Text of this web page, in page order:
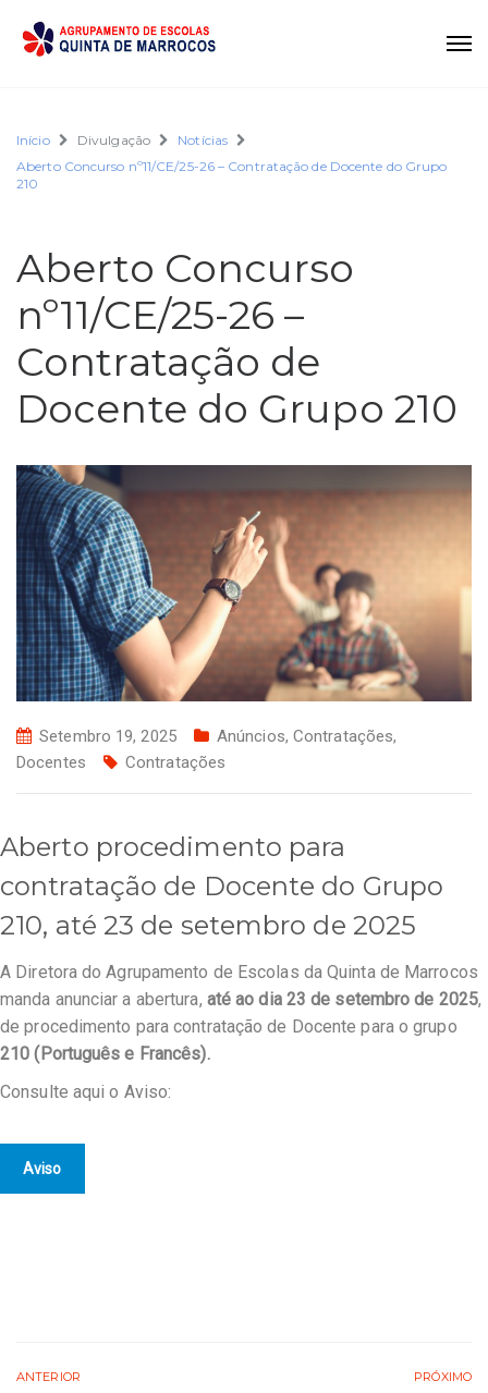
Início Divulgação
Notícias
Aberto Concurso nº11/CE/25-26 – Contratação de Docente do Grupo
210
Aberto Concurso
nº11/CE/25-26 –
Contratação de
Docente do Grupo 210
Setembro 19, 2025 Anúncios, Contratações,
Docentes
Contratações
Aberto procedimento para
contratação de Docente do Grupo
210, até 23 de setembro de 2025
A Diretora do Agrupamento de Escolas da Quinta de Marrocos
manda anunciar a abertura, até ao dia 23 de setembro de 2025,
de procedimento para contratação de Docente para o grupo
210 (Português e Francês).
Consulte aqui o Aviso:
Aviso
ANTERIOR PRÓXIMO